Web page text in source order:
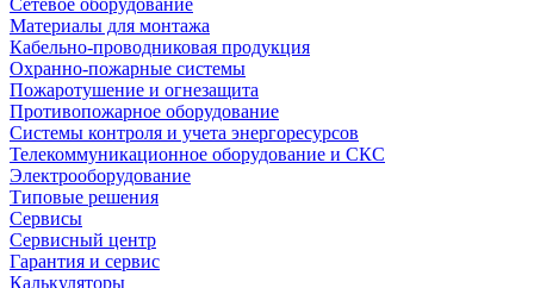
Сетевое оборудование
Материалы для монтажа
Кабельно-проводниковая продукция
Охранно-пожарные системы
Пожаротушение и огнезащита
Противопожарное оборудование
Системы контроля и учета энергоресурсов
Телекоммуникационное оборудование и СКС
Электрооборудование
Типовые решения
Сервисы
Сервисный центр
Гарантия и сервис
Калькуляторы